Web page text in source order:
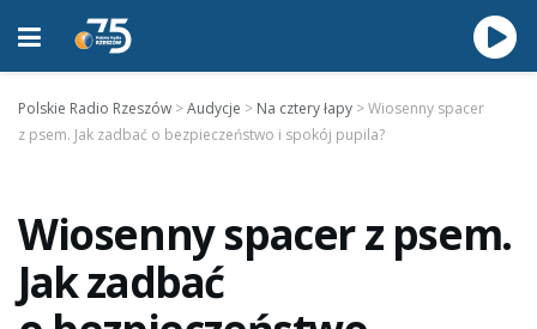
Polskie Radio Rzeszów >Audycje > Na cztery łapy >Wiosenny spacer
z psem. Jak zadbać o bezpieczeństwo i spokój pupila?
Wiosenny spacer z psem.
Jak zadbać